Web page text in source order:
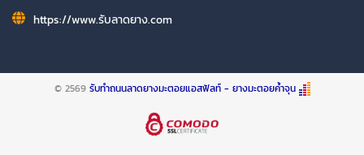
https://www.รับลาดยาง.com
© 2569 รับทำถนนลาดยางมะตอยแอสฟัลท์ - ยางมะตอยค้ำจุน